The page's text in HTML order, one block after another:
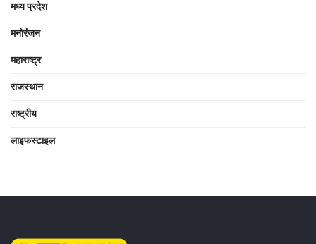
मध्य प्रदेश
मनोरंजन
महाराष्ट्र
राजस्थान
राष्ट्रीय
लाइफस्टाइल